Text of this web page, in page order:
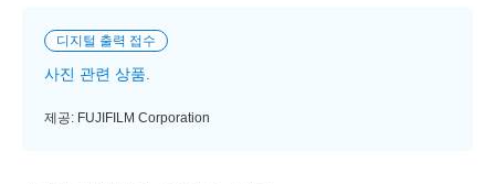
디지털 출력 접수
사진 관련 상품.
제공: FUJIFILM Corporation